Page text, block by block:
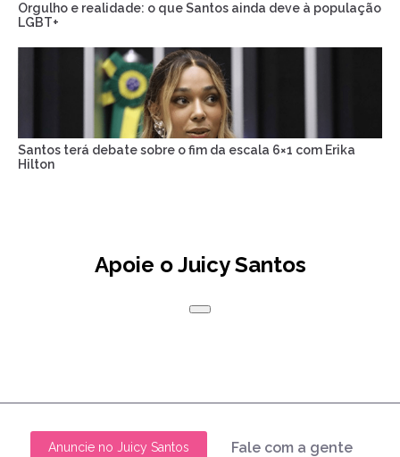
Orgulho e realidade: o que Santos ainda deve à população
LGBT+
Santos terá debate sobre o fim da escala 6×1 com Erika
Hilton
Apoie o Juicy Santos
Anuncie no Juicy Santos Fale com a gente